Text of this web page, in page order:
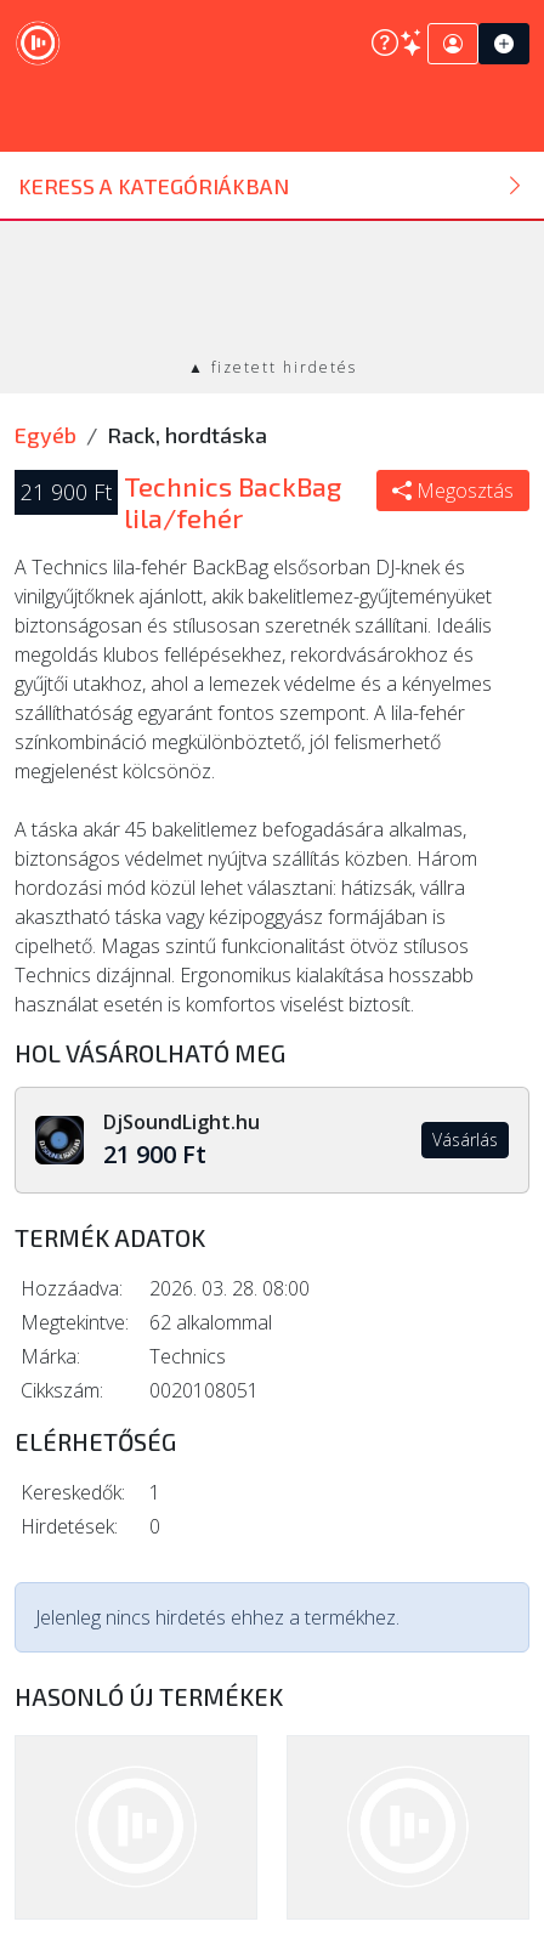
KERESS A KATEGÓRIÁKBAN
DJ ESZKÖZ
HANGTECHNIKA
EGYÉB
SZOLGÁLTATÁSOK
ÚJ TERMÉKEK
▲ fizetett hirdetés
Egyéb Rack, hordtáska
21 900 Ft Technics BackBag
lila/fehér
Megosztás
A Technics lila-fehér BackBag elsősorban DJ-knek és
vinilgyűjtőknek ajánlott, akik bakelitlemez-gyűjteményüket
biztonságosan és stílusosan szeretnék szállítani. Ideális
megoldás klubos fellépésekhez, rekordvásárokhoz és
gyűjtői utakhoz, ahol a lemezek védelme és a kényelmes
szállíthatóság egyaránt fontos szempont. A lila-fehér
színkombináció megkülönböztető, jól felismerhető
megjelenést kölcsönöz.
A táska akár 45 bakelitlemez befogadására alkalmas,
biztonságos védelmet nyújtva szállítás közben. Három
hordozási mód közül lehet választani: hátizsák, vállra
akasztható táska vagy kézipoggyász formájában is
cipelhető. Magas szintű funkcionalitást ötvöz stílusos
Technics dizájnnal. Ergonomikus kialakítása hosszabb
használat esetén is komfortos viselést biztosít.
HOL VÁSÁROLHATÓ MEG
DjSoundLight.hu
21 900 Ft Vásárlás
TERMÉK ADATOK
Hozzáadva:
2026. 03. 28. 08:00
Megtekintve:
62 alkalommal
Márka:
Technics
Cikkszám:
0020108051
ELÉRHETŐSÉG
Kereskedők:
1
Hirdetések:
0
Jelenleg nincs hirdetés ehhez a termékhez.
HASONLÓ ÚJ TERMÉKEK